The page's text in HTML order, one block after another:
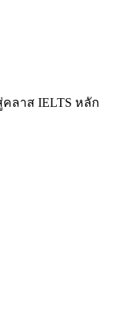
ลาส IELTS หลัก